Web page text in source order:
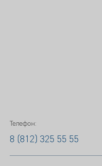
Телефон:
8 (812) 325 55 55